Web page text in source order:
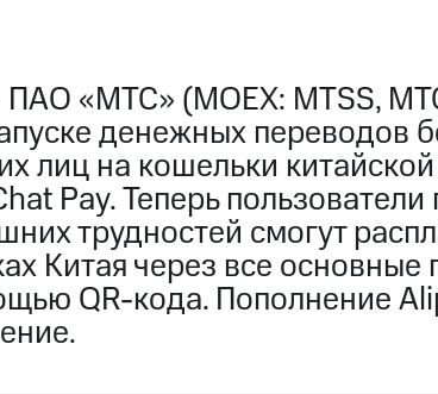
«МТС» (MOEX: MTSS,
денежных переводов
лиц на кошельки
Pay. Теперь
трудностей смогут
Китая через все
QR-кода. Пополнение